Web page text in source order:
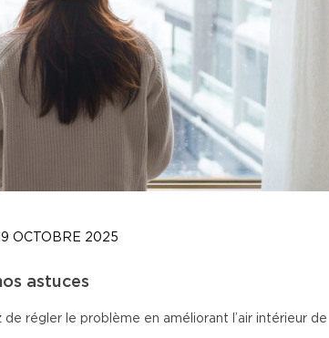
19 OCTOBRE 2025
astuces
régler le problème en améliorant l’air intérieur de